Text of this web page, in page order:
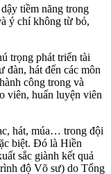
tiềm năng trong
ý chí không từ bỏ,
trọng phát triển tài
đàn, hát đến các môn
công trong và
viên, huấn luyện viên
hát, múa… trong đội
biệt. Đó là Hiền
sắc giành kết quả
độ Võ sư) do Tổng